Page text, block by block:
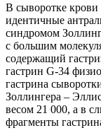
В сыворотке крови
идентичные
синдромом
с большим
содержащий
гастрин G-34
гастрина
Золлингера –
весом 21 000, а в
фрагменты